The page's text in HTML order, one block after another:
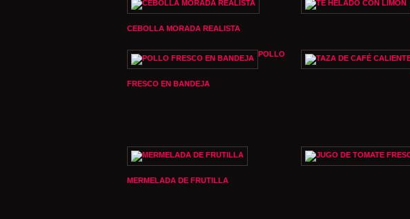
CEBOLLA MORADA REALISTA
POLLO
FRESCO EN BANDEJA
MERMELADA DE FRUTILLA